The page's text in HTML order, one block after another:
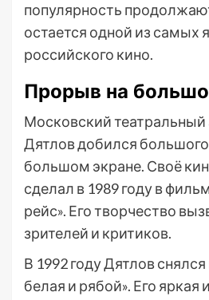
популярность
остается одной из самых
российского кино.
Прорыв на
Московский
Дятлов добился большого
большом экране. Своё
сделал в 1989 году в
рейс». Его творчество
зрителей и критиков.
В 1992 году Дятлов
белая и рябой». Его яркая